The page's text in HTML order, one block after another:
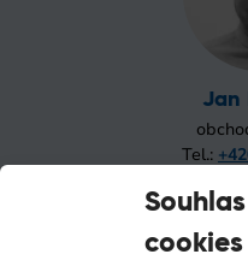
cookies
Jan
Tel.: